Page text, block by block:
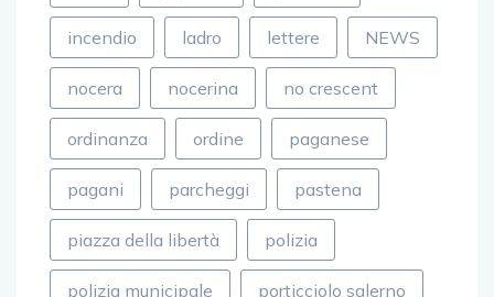
incendio ladro lettere NEWS
nocera nocerina no crescent
ordinanza ordine paganese
pagani parcheggi pastena
piazza della libertà polizia
polizia municipale porticciolo salerno